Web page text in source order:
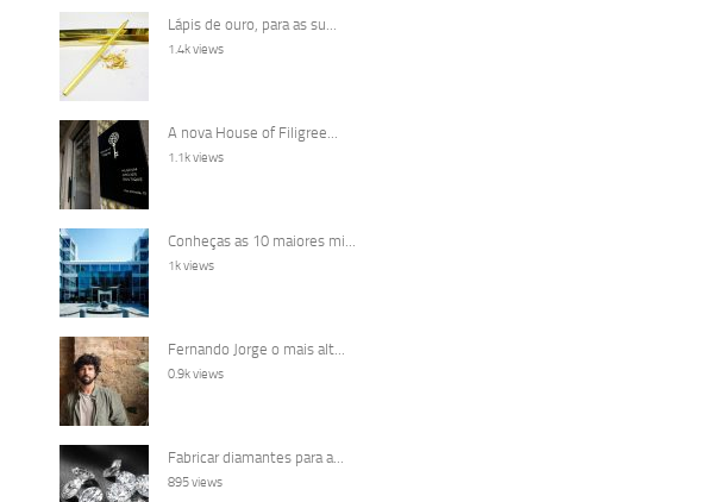
Lápis de ouro, para as su...
1.4k views
A nova House of Filigree...
1.1k views
Conheças as 10 maiores mi...
1k views
Fernando Jorge o mais alt...
0.9k views
Fabricar diamantes para a...
895 views